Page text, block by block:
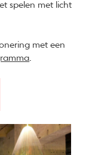
spelen met licht
met een